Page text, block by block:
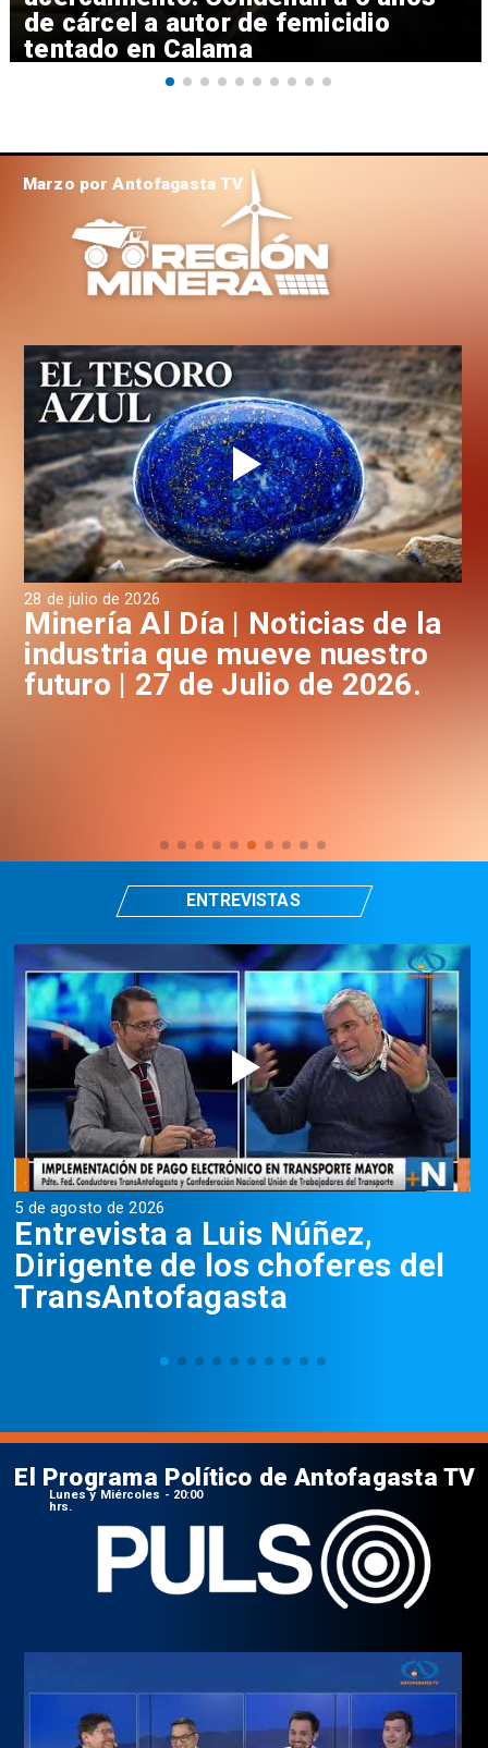
de cárcel a autor de femicidio
tentado en Calama
28 de julio de 2026
Minería Al Día | Noticias de la
industria que mueve nuestro
futuro | 27 de Julio de 2026.
Marzo por Antofagasta TV
5 de agosto de 2026
Entrevista a Luis Núñez,
Dirigente de los choferes del
TransAntofagasta
ENTREVISTAS
El Programa Político de Antofagasta TV
Lunes y Miércoles - 20:00
hrs.